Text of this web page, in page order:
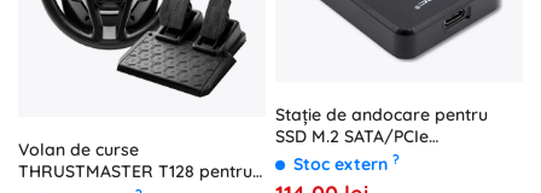
Volan de curse
THRUSTMASTER T128 pentru
Stație de andocare pentru
SSD M.2 SATA/PCIe
NGFF/NVMe cu USB 3.1
Stoc extern ?